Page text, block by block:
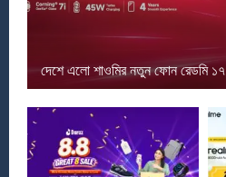
দেশে এলো শাওমির নতুন ফোন রেডমি ১৭